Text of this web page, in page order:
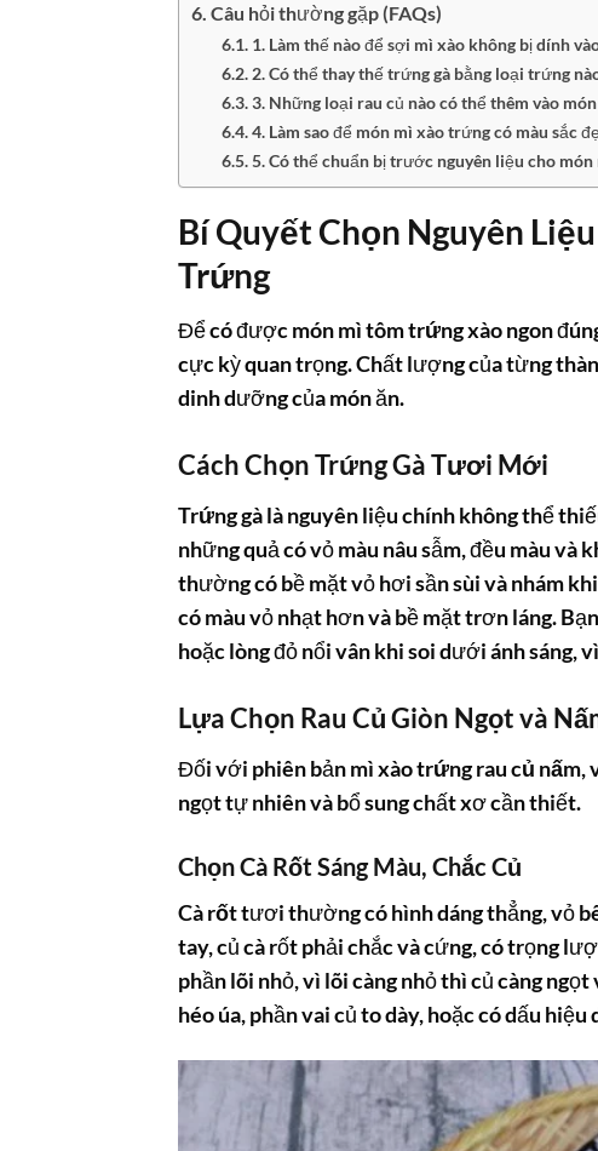
Câu hỏi thường gặp (FAQs)
1. Làm thế nào để sợi mì xào không bị dính
2. Có thể thay thế trứng gà bằng loại trứng
3. Những loại rau củ nào có thể thêm vào
4. Làm sao để món mì xào trứng có màu sắc
5. Có thể chuẩn bị trước nguyên liệu cho
Bí Quyết Chọn Nguyên
Trứng
Để có được mónmì tôm trứng xàongon
cực kỳ quan trọng. Chất lượng của từng
dinh dưỡng của món ăn.
Cách Chọn Trứng Gà Tươi Mới
Trứng gàlà nguyên liệu chính không thể
những quả có vỏ màu nâu sẫm, đều màu
thường có bề mặt vỏ hơi sần sùi và nhám
có màu vỏ nhạt hơn và bề mặt trơn láng.
hoặc lòng đỏ nổi vân khi soi dưới ánh sáng,
Lựa Chọn Rau Củ Giòn Ngọt và
Đối với phiên bảnmì xào trứng rau củ nấm,
ngọt tự nhiên và bổ sung chất xơ cần thiết.
Chọn Cà Rốt Sáng Màu, Chắc Củ
Cà rốttươi thường có hình dáng thẳng, vỏ
tay, củ cà rốt phải chắc và cứng, có trọng
phần lõi nhỏ, vì lõi càng nhỏ thì củ càng
héo úa, phần vai củ to dày, hoặc có dấu